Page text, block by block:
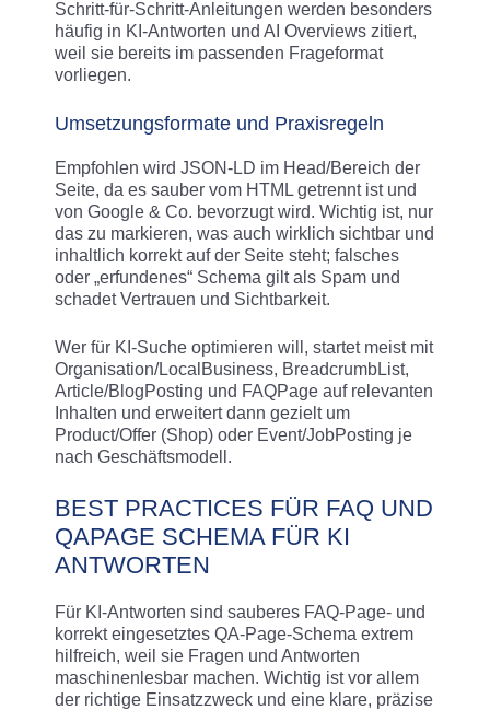
Schritt‑für‑Schritt‑Anleitungen werden besonders
häufig in KI-Antworten und AI Overviews zitiert,
weil sie bereits im passenden Frageformat
vorliegen.
Umsetzungsformate und Praxisregeln
Empfohlen wird JSON‑LD im Head/Bereich der
Seite, da es sauber vom HTML getrennt ist und
von Google & Co. bevorzugt wird. Wichtig ist, nur
das zu markieren, was auch wirklich sichtbar und
inhaltlich korrekt auf der Seite steht; falsches
oder „erfundenes“ Schema gilt als Spam und
schadet Vertrauen und Sichtbarkeit.
Wer für KI-Suche optimieren will, startet meist mit
Organisation/LocalBusiness, BreadcrumbList,
Article/BlogPosting und FAQPage auf relevanten
Inhalten und erweitert dann gezielt um
Product/Offer (Shop) oder Event/JobPosting je
nach Geschäftsmodell.
BEST PRACTICES FÜR FAQ UND
QAPAGE SCHEMA FÜR KI
ANTWORTEN
Für KI-Antworten sind sauberes FAQ-Page- und
korrekt eingesetztes QA-Page-Schema extrem
hilfreich, weil sie Fragen und Antworten
maschinenlesbar machen. Wichtig ist vor allem
der richtige Einsatzzweck und eine klare, präzise